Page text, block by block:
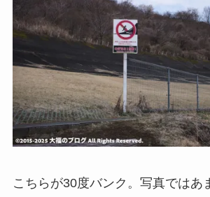
こちらが30度バンク。写真ではあ